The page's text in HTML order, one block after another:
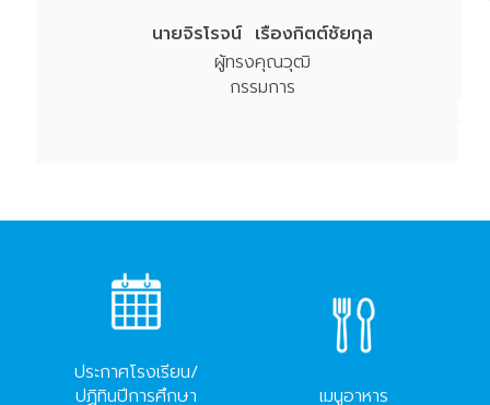
นายจิรโรจน์ เรืองกิตต์ชัยกุล
ผู้ทรงคุณวุฒิ
กรรมการ
ประกาศโรงเรียน/
ปฏิทินปีการศึกษา
เมนูอาหาร